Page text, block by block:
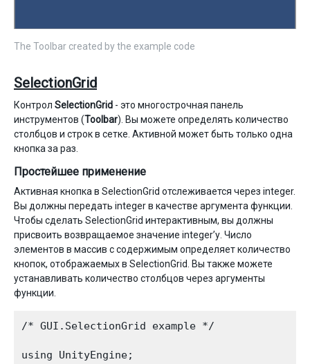
The Toolbar created by the example code
SelectionGrid
Контрол SelectionGrid - это многострочная панель
инструментов (Toolbar). Вы можете определять количество
столбцов и строк в сетке. Активной может быть только одна
кнопка за раз.
Простейшее применение
Активная кнопка в SelectionGrid отслеживается через integer.
Вы должны передать integer в качестве аргумента функции.
Чтобы сделать SelectionGrid интерактивным, вы должны
присвоить возвращаемое значение integer’у. Число
элементов в массив с содержимым определяет количество
кнопок, отображаемых в SelectionGrid. Вы также можете
устанавливать количество столбцов через аргументы
функции.
/* GUI.SelectionGrid example */
using UnityEngine;